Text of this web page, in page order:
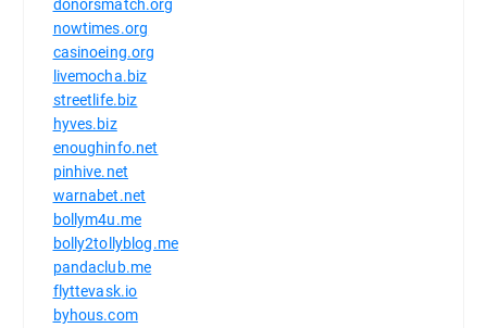
donorsmatch.org
nowtimes.org
casinoeing.org
livemocha.biz
streetlife.biz
hyves.biz
enoughinfo.net
pinhive.net
warnabet.net
bollym4u.me
bolly2tollyblog.me
pandaclub.me
flyttevask.io
byhous.com